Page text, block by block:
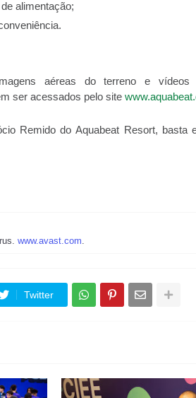
alimentação;
aéreas do terreno e
ser acessados pelo site
Remido do Aquabeat Resort, basta
www.avast.com.
Twitter